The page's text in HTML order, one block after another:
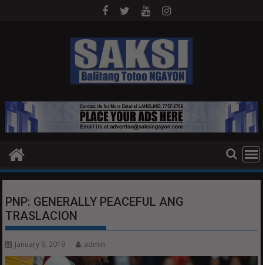
PNP: GENERALLY PEACEFUL ANG
TRASLACION
January 9, 2019 admin